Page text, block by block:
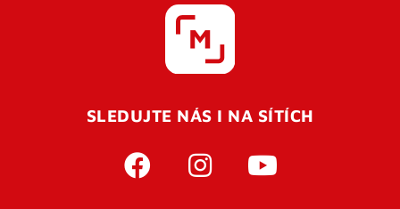
SLEDUJTE NÁS I NA SÍTÍCH